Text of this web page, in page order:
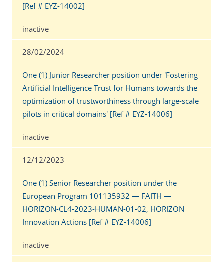
[Ref # EYZ-14002]
inactive
28/02/2024
One (1) Junior Researcher position under 'Fostering
Artificial Intelligence Trust for Humans towards the
optimization of trustworthiness through large-scale
pilots in critical domains' [Ref # EYZ-14006]
inactive
12/12/2023
One (1) Senior Researcher position under the
European Program 101135932 — FAITH —
HORIZON-CL4-2023-HUMAN-01-02, HORIZON
Innovation Actions [Ref # EYZ-14006]
inactive